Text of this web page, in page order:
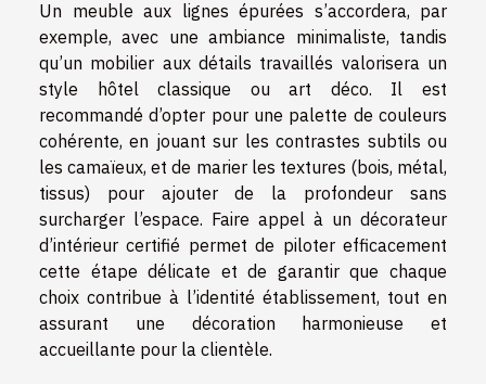
Un meuble aux lignes épurées s’accordera, par
exemple, avec une ambiance minimaliste, tandis
qu’un mobilier aux détails travaillés valorisera un
style hôtel classique ou art déco. Il est
recommandé d’opter pour une palette de couleurs
cohérente, en jouant sur les contrastes subtils ou
les camaïeux, et de marier les textures (bois, métal,
tissus) pour ajouter de la profondeur sans
surcharger l’espace. Faire appel à un décorateur
d’intérieur certifié permet de piloter efficacement
cette étape délicate et de garantir que chaque
choix contribue à l’identité établissement, tout en
assurant une décoration harmonieuse et
accueillante pour la clientèle.